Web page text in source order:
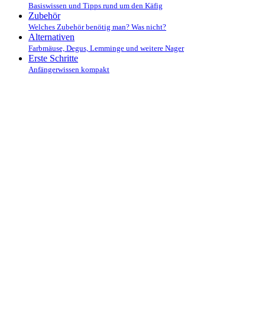
Basiswissen und Tipps rund um den Käfig
Zubehör
Welches Zubehör benötig man? Was nicht?
Alternativen
Farbmäuse, Degus, Lemminge und weitere Nager
Erste Schritte
Anfängerwissen kompakt